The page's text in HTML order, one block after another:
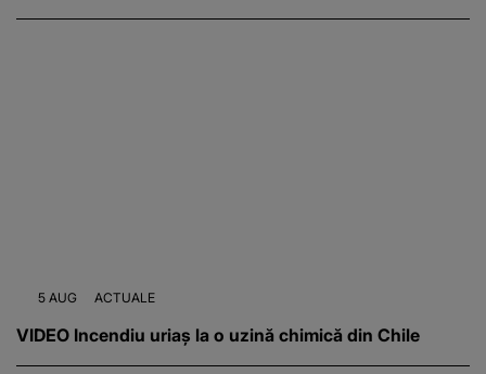
5 AUG ACTUALE
VIDEO Incendiu uriaș la o uzină chimică din Chile